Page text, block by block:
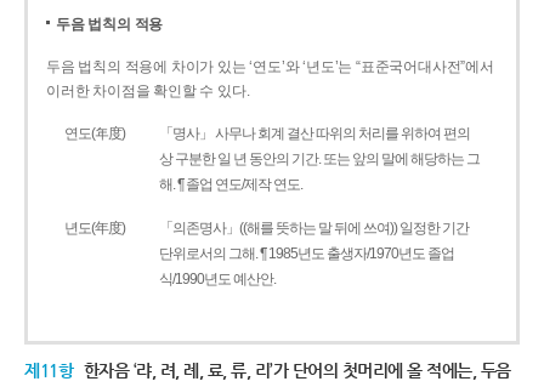
두음 법칙의 적용
두음 법칙의 적용에 차이가 있는 ‘연도’와 ‘년도’는 “표준국어대사전”에서
이러한 차이점을 확인할 수 있다.
연도(年度)
「명사」 사무나 회계 결산 따위의 처리를 위하여 편의
상 구분한 일 년 동안의 기간. 또는 앞의 말에 해당하는 그
해. ¶ 졸업 연도/제작 연도.
년도(年度)
「의존명사」((해를 뜻하는 말 뒤에 쓰여)) 일정한 기간
단위로서의 그해. ¶ 1985년도 출생자/1970년도 졸업
식/1990년도 예산안.
제11항 한자음 ‘랴, 려, 례, 료, 류, 리’가 단어의 첫머리에 올 적에는, 두음